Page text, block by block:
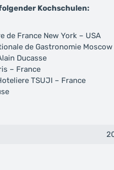
Kochschulen:
de France New York – USA
de Gastronomie Moscow
Ducasse
– France
TSUJI – France